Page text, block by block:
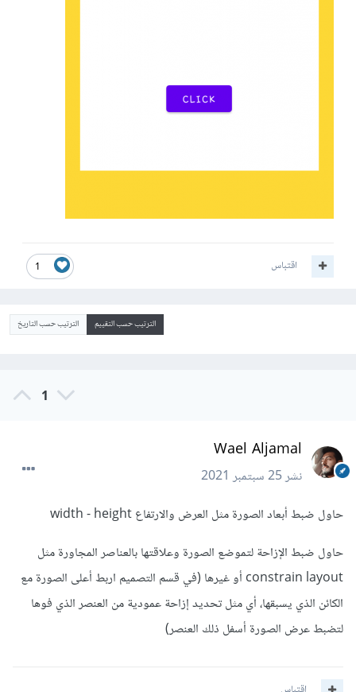
1 اقتباس
الترتيب حسب التقييم الترتيب حسب التاريخ
1
Wael Aljamal
نشر25 سبتمبر 2021
حاول ضبط أبعاد الصورة مثل العرض والارتفاع width - height
حاول ضبط الإزاحة لتموضع الصورة وعلاقتها بالعناصر المجاورة مثل
constrain layout أو غيرها (في قسم التصميم اربط أعلى الصورة مع
الكائن الذي يسبقها، أي مثل تحديد إزاحة عمودية من العنصر الذي فوها
لتضبط عرض الصورة أسفل ذلك العنصر)